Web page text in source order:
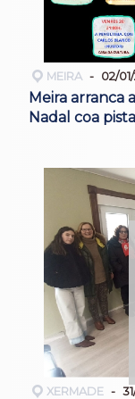
MEIRA 02/
Meira arranca
Nadal coa
XERMADE